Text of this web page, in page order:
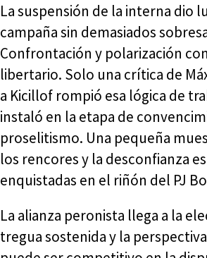
La suspensión de la interna dio
campaña sin demasiados
Confrontación y polarización
libertario. Solo una crítica de
a Kicillof rompió esa lógica de
instaló en la etapa de
proselitismo. Una pequeña
los rencores y la desconfianza
enquistadas en el riñón del PJ
La alianza peronista llega a la
tregua sostenida y la